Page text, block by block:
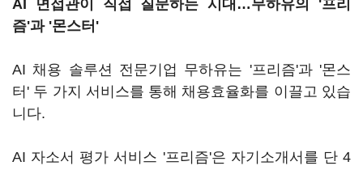
AI 면접관이 직접 질문하는 시대…무하유의 '프리
즘'과 '몬스터'
AI 채용 솔루션 전문기업 무하유는 '프리즘'과 '몬스
터' 두 가지 서비스를 통해 채용효율화를 이끌고 있습
니다.
AI 자소서 평가 서비스 '프리즘'은 자기소개서를 단 4